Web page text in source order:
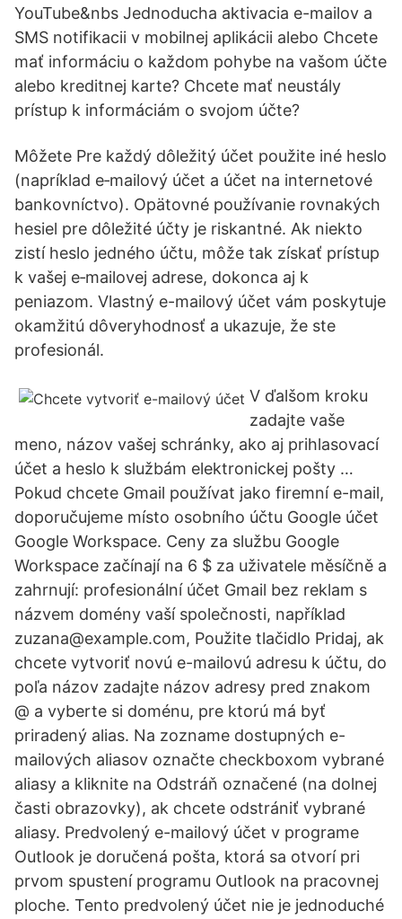
YouTube&nbs Jednoducha aktivacia e-mailov a
SMS notifikacii v mobilnej aplikácii alebo Chcete
mať informáciu o každom pohybe na vašom účte
alebo kreditnej karte? Chcete mať neustály
prístup k informáciám o svojom účte?
Môžete Pre každý dôležitý účet použite iné heslo
(napríklad e‑mailový účet a účet na internetové
bankovníctvo). Opätovné používanie rovnakých
hesiel pre dôležité účty je riskantné. Ak niekto
zistí heslo jedného účtu, môže tak získať prístup
k vašej e‑mailovej adrese, dokonca aj k
peniazom. Vlastný e-mailový účet vám poskytuje
okamžitú dôveryhodnosť a ukazuje, že ste
profesionál.
V ďalšom kroku
zadajte vaše
meno, názov vašej schránky, ako aj prihlasovací
účet a heslo k službám elektronickej pošty …
Pokud chcete Gmail používat jako firemní e-mail,
doporučujeme místo osobního účtu Google účet
Google Workspace. Ceny za službu Google
Workspace začínají na 6 $ za uživatele měsíčně a
zahrnují: profesionální účet Gmail bez reklam s
názvem domény vaší společnosti, například
zuzana@example.com, Použite tlačidlo Pridaj, ak
chcete vytvoriť novú e-mailovú adresu k účtu, do
poľa názov zadajte názov adresy pred znakom
@ a vyberte si doménu, pre ktorú má byť
priradený alias. Na zozname dostupných e-
mailových aliasov označte checkboxom vybrané
aliasy a kliknite na Odstráň označené (na dolnej
časti obrazovky), ak chcete odstrániť vybrané
aliasy. Predvolený e-mailový účet v programe
Outlook je doručená pošta, ktorá sa otvorí pri
prvom spustení programu Outlook na pracovnej
ploche. Tento predvolený účet nie je jednoduché